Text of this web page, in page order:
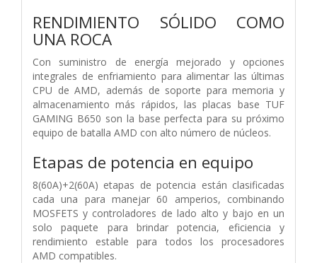
RENDIMIENTO SÓLIDO COMO
UNA ROCA
Con suministro de energía mejorado y opciones
integrales de enfriamiento para alimentar las últimas
CPU de AMD, además de soporte para memoria y
almacenamiento más rápidos, las placas base TUF
GAMING B650 son la base perfecta para su próximo
equipo de batalla AMD con alto número de núcleos.
Etapas de potencia en equipo
8(60A)+2(60A) etapas de potencia están clasificadas
cada una para manejar 60 amperios, combinando
MOSFETS y controladores de lado alto y bajo en un
solo paquete para brindar potencia, eficiencia y
rendimiento estable para todos los procesadores
AMD compatibles.